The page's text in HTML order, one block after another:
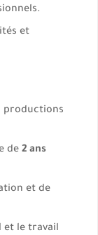
et
productions
de 2 ans
et de
et le travail